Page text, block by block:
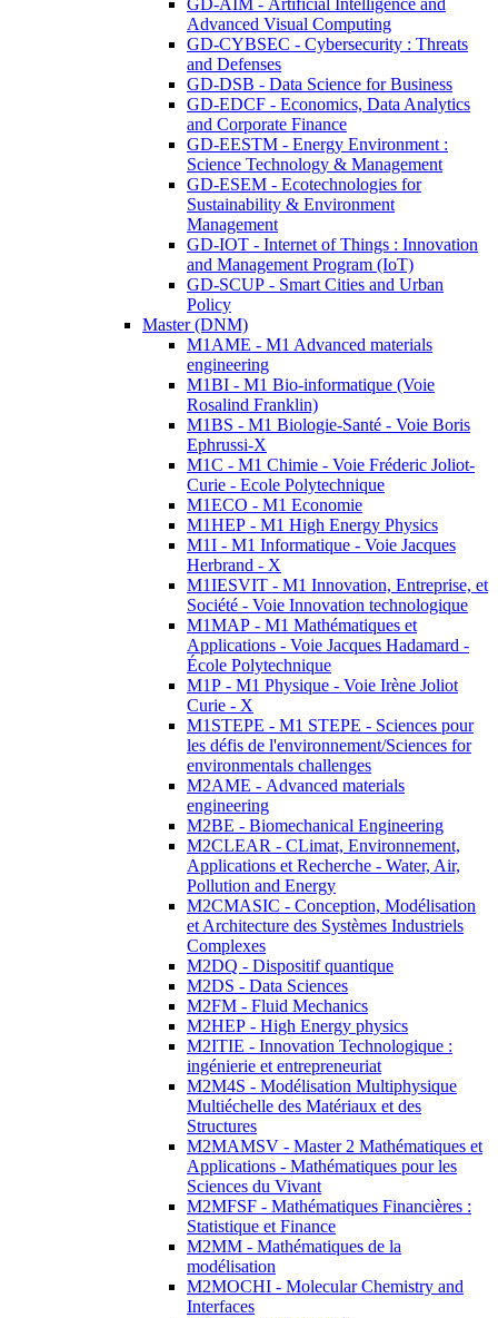
GD-AIM - Artificial Intelligence and
Advanced Visual Computing
GD-CYBSEC - Cybersecurity : Threats
and Defenses
GD-DSB - Data Science for Business
GD-EDCF - Economics, Data Analytics
and Corporate Finance
GD-EESTM - Energy Environment :
Science Technology & Management
GD-ESEM - Ecotechnologies for
Sustainability & Environment
Management
GD-IOT - Internet of Things : Innovation
and Management Program (IoT)
GD-SCUP - Smart Cities and Urban
Policy
Master (DNM)
M1AME - M1 Advanced materials
engineering
M1BI - M1 Bio-informatique (Voie
Rosalind Franklin)
M1BS - M1 Biologie-Santé - Voie Boris
Ephrussi-X
M1C - M1 Chimie - Voie Fréderic Joliot-
Curie - Ecole Polytechnique
M1ECO - M1 Economie
M1HEP - M1 High Energy Physics
M1I - M1 Informatique - Voie Jacques
Herbrand - X
M1IESVIT - M1 Innovation, Entreprise, et
Société - Voie Innovation technologique
M1MAP - M1 Mathématiques et
Applications - Voie Jacques Hadamard -
École Polytechnique
M1P - M1 Physique - Voie Irène Joliot
Curie - X
M1STEPE - M1 STEPE - Sciences pour
les défis de l'environnement/Sciences for
environmentals challenges
M2AME - Advanced materials
engineering
M2BE - Biomechanical Engineering
M2CLEAR - CLimat, Environnement,
Applications et Recherche - Water, Air,
Pollution and Energy
M2CMASIC - Conception, Modélisation
et Architecture des Systèmes Industriels
Complexes
M2DQ - Dispositif quantique
M2DS - Data Sciences
M2FM - Fluid Mechanics
M2HEP - High Energy physics
M2ITIE - Innovation Technologique :
ingénierie et entrepreneuriat
M2M4S - Modélisation Multiphysique
Multiéchelle des Matériaux et des
Structures
M2MAMSV - Master 2 Mathématiques et
Applications - Mathématiques pour les
Sciences du Vivant
M2MFSF - Mathématiques Financières :
Statistique et Finance
M2MM - Mathématiques de la
modélisation
M2MOCHI - Molecular Chemistry and
Interfaces